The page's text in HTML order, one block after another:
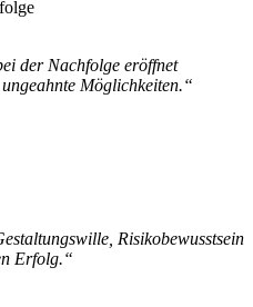
der Nachfolge eröffnet
Möglichkeiten.“
Risikobewusstsein
Erfolg.“